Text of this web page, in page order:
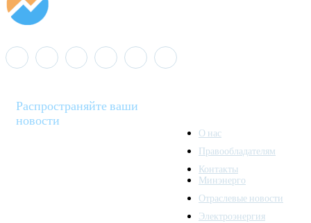
Распространяйте ваши
новости
О нас
Правообладателям
Контакты
Минэнерго
Отраслевые новости
Электроэнергия